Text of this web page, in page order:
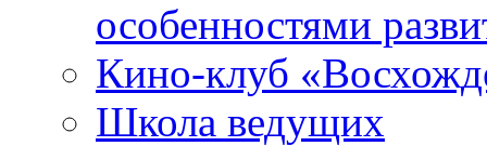
особенностями
Кино-клуб
Школа ведущих